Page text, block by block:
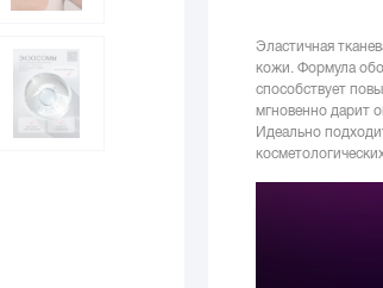
Эластичная
кожи. Формула
способствует
мгновенно дарит
Идеально